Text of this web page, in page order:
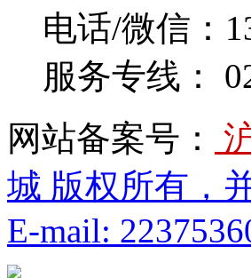
电话/微信：
服务专线：
网站备案号：
城 版权所有，
E-mail: